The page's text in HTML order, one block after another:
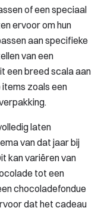
of een speciaal
ervoor om hun
aan specifieke
van een
een breed scala aan
items zoals een
laten
van dat jaar bij
kan variëren van
tot een
chocoladefondue
dat het cadeau